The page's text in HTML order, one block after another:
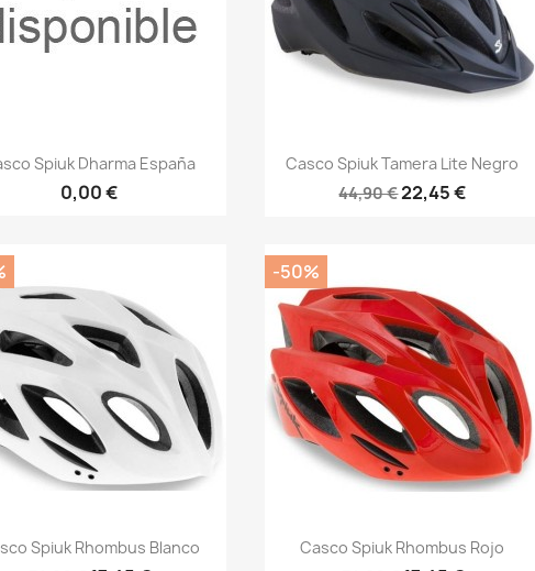
Vista rápida
Spiuk Dharma España
0,00 €
Vista rápida
Casco Spiuk Tamera Lite Negro
44,90 €22,45 €
Vista rápida
Spiuk Rhombus Blanco
Vista rápida
Casco Spiuk Rhombus Rojo
-50%